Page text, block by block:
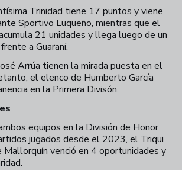
Trinidad tiene 17 puntos y viene
Sportivo Luqueño, mientras que el
21 unidades y llega luego de un
a Guaraní.
Arrúa tienen la mirada puesta en el
el elenco de Humberto García
en la Primera Divisón.
equipos en la División de Honor
jugados desde el 2023, el Triqui
Mallorquín venció en 4 oportunidades y